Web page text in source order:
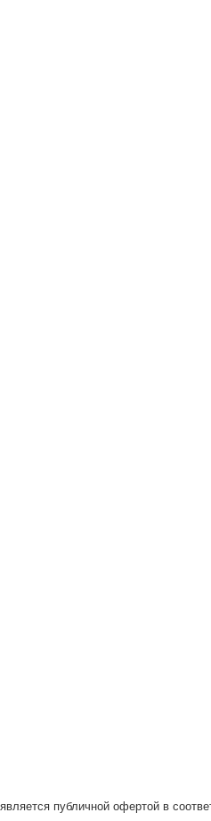
публичной офертой в